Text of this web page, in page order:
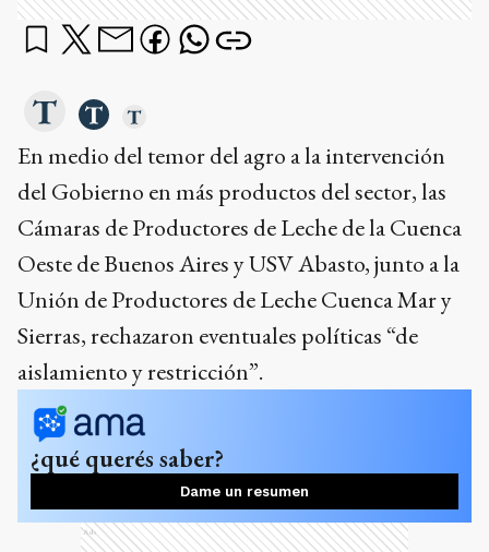
En medio del temor del agro a la intervención
del Gobierno en más productos del sector, las
Cámaras de Productores de Leche de la Cuenca
Oeste de Buenos Aires y USV Abasto, junto a la
Unión de Productores de Leche Cuenca Mar y
Sierras, rechazaron eventuales políticas “de
aislamiento y restricción”.
¿qué querés saber?
Dame un resumen
Ads